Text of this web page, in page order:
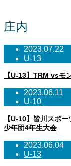
庄内
2023.07.22
U-13
【U-13】TRM vsモ
2023.06.11
U-10
【U-10】皆川スポ
少年団4年生大会
2023.06.04
U-13